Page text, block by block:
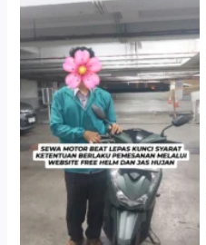
Cityplaza Jatinegara
Gedung Parkir P6A